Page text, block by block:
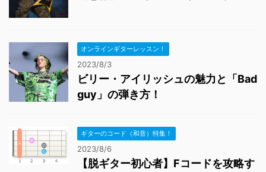
オンラインギターレッスン！
2023/8/3
ビリー・アイリッシュの魅力と「Bad
guy」の弾き方！
ギターのコード（和音）特集！
2023/8/6
【脱ギター初心者】Fコードを攻略す